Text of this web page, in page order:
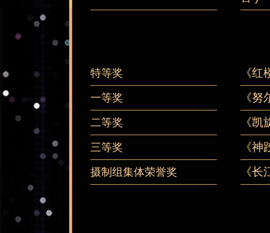
特等奖 《红
一等奖 《
二等奖 《
三等奖 《
摄制组集体荣誉奖 《